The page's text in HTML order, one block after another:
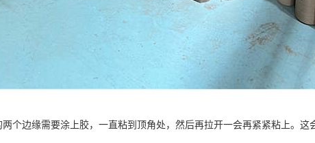
两个边缘需要涂上胶，一直粘到顶角处，然后再拉开一会再紧紧粘上。